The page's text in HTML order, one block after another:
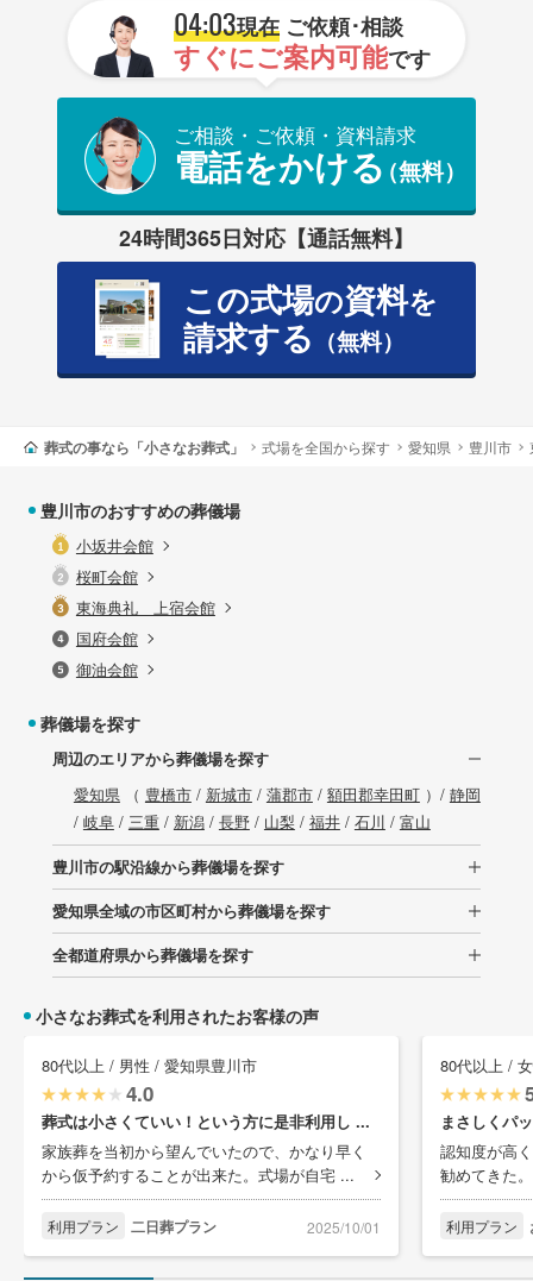
04:03現在ご依頼･相談
すぐにご案内可能です
ご相談・ご依頼・資料請求
電話をかける（無料）
24時間365日対応【通話無料】
この式場の資料を
請求する （無料）
葬式の事なら「小さなお葬式」 式場を全国から探す 愛知県 豊川市
豊川市のおすすめの葬儀場
小坂井会館
桜町会館
東海典礼 上宿会館
国府会館
御油会館
葬儀場を探す
周辺のエリアから葬儀場を探す
愛知県（ 豊橋市/ 新城市/ 蒲郡市/ 額田郡幸田町）/ 静岡
/ 岐阜/ 三重/ 新潟/ 長野/ 山梨 / 福井/ 石川 / 富山
豊川市の駅沿線から葬儀場を探す
愛知県全域の市区町村から葬儀場を探す
全都道府県から葬儀場を探す
小さなお葬式を利用されたお客様の声
80代以上 / 男性 / 愛知県豊川市
4.0
葬式は小さくていい！という方に是非利用し ...
家族葬を当初から望んでいたので、かなり早く
から仮予約することが出来た。式場が自宅 ...
利用プラン 二日葬プラン 2025/10/01
80代以上 /
まさしくパ
認知度が高
勧めてきた
利用プラン